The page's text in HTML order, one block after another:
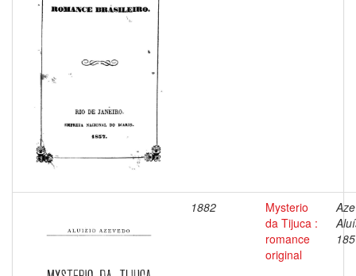
1882
Mysterio
da Tijuca :
romance
original